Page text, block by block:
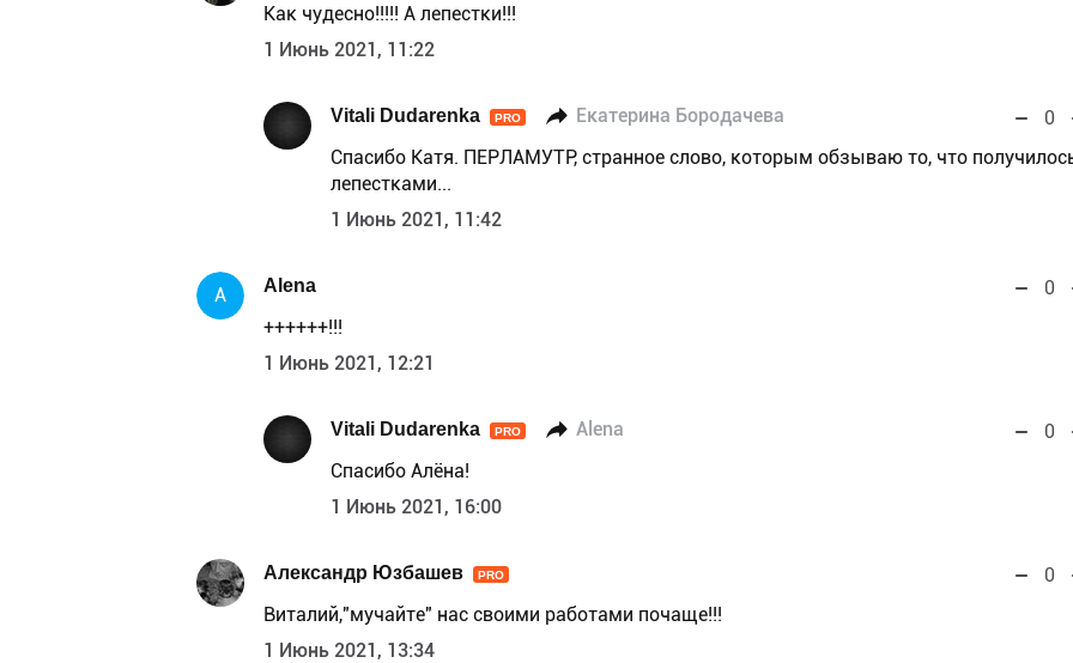
Как чудесно!!!!! А лепестки!!!
1 Июнь 2021, 11:22
Vitali Dudarenka PRO Екатерина Бородачева
0
Спасибо Катя. ПЕРЛАМУТР, странное слово, которым обзываю то, что
лепестками...
1 Июнь 2021, 11:42
A Alena
0
++++++!!!
1 Июнь 2021, 12:21
Vitali Dudarenka PRO Alena
0
Спасибо Алёна!
1 Июнь 2021, 16:00
Александр Юзбашев PRO
0
Виталий,"мучайте" нас своими работами почаще!!!
1 Июнь 2021, 13:34